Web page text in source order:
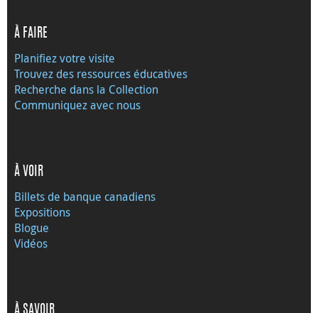
À FAIRE
Planifiez votre visite
Trouvez des ressources éducatives
Recherche dans la Collection
Communiquez avec nous
À VOIR
Billets de banque canadiens
Expositions
Blogue
Vidéos